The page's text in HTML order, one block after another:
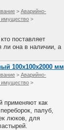
> Аварийно-
имущество >
поставляет
ли она в наличии, а
100x100x2000 мм
> Аварийно-
имущество >
применяют как
палуб,
люков, для